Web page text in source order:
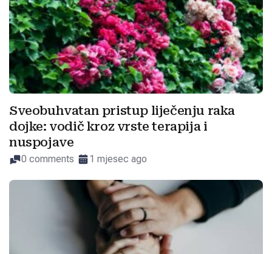
Sveobuhvatan pristup liječenju raka
dojke: vodič kroz vrste terapija i
nuspojave
0 comments 1 mjesec ago